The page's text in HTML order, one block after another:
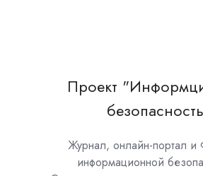
Проект
Журнал, онлайн-портал и
информационной